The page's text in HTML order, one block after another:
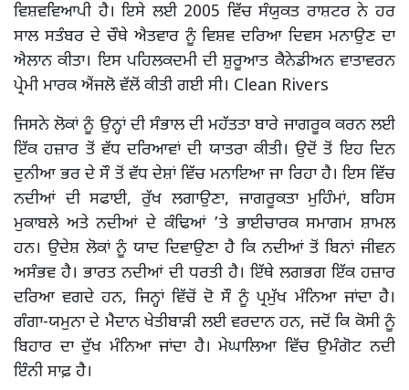
ਵਿਸ਼ਵਵਿਆਪੀ ਹੈ। ਇਸੇ ਲਈ 2005 ਵਿੱਚ ਸੰਯੁਕਤ ਰਾਸ਼ਟਰ ਨੇ ਹਰ
ਸਾਲ ਸਤੰਬਰ ਦੇ ਚੌਥੇ ਐਤਵਾਰ ਨੂੰ ਵਿਸ਼ਵ ਦਰਿਆ ਦਿਵਸ ਮਨਾਉਣ ਦਾ
ਐਲਾਨ ਕੀਤਾ। ਇਸ ਪਹਿਲਕਦਮੀ ਦੀ ਸ਼ੁਰੂਆਤ ਕੈਨੇਡੀਅਨ ਵਾਤਾਵਰਨ
ਪ੍ਰੇਮੀ ਮਾਰਕ ਐਂਜਲੋ ਵੱਲੋਂ ਕੀਤੀ ਗਈ ਸੀ। Clean Rivers
ਜਿਸਨੇ ਲੋਕਾਂ ਨੂੰ ਉਨ੍ਹਾਂ ਦੀ ਸੰਭਾਲ ਦੀ ਮਹੱਤਤਾ ਬਾਰੇ ਜਾਗਰੂਕ ਕਰਨ ਲਈ
ਇੱਕ ਹਜ਼ਾਰ ਤੋਂ ਵੱਧ ਦਰਿਆਵਾਂ ਦੀ ਯਾਤਰਾ ਕੀਤੀ। ਉਦੋਂ ਤੋਂ ਇਹ ਦਿਨ
ਦੁਨੀਆ ਭਰ ਦੇ ਸੌ ਤੋਂ ਵੱਧ ਦੇਸ਼ਾਂ ਵਿੱਚ ਮਨਾਇਆ ਜਾ ਰਿਹਾ ਹੈ। ਇਸ ਵਿੱਚ
ਨਦੀਆਂ ਦੀ ਸਫਾਈ, ਰੁੱਖ ਲਗਾਉਣਾ, ਜਾਗਰੂਕਤਾ ਮੁਹਿੰਮਾਂ, ਬਹਿਸ
ਮੁਕਾਬਲੇ ਅਤੇ ਨਦੀਆਂ ਦੇ ਕੰਢਿਆਂ ’ਤੇ ਭਾਈਚਾਰਕ ਸਮਾਗਮ ਸ਼ਾਮਲ
ਹਨ। ਉਦੇਸ਼ ਲੋਕਾਂ ਨੂੰ ਯਾਦ ਦਿਵਾਉਣਾ ਹੈ ਕਿ ਨਦੀਆਂ ਤੋਂ ਬਿਨਾਂ ਜੀਵਨ
ਅਸੰਭਵ ਹੈ। ਭਾਰਤ ਨਦੀਆਂ ਦੀ ਧਰਤੀ ਹੈ। ਇੱਥੇ ਲਗਭਗ ਇੱਕ ਹਜ਼ਾਰ
ਦਰਿਆ ਵਗਦੇ ਹਨ, ਜਿਨ੍ਹਾਂ ਵਿੱਚੋਂ ਦੋ ਸੌ ਨੂੰ ਪ੍ਰਮੁੱਖ ਮੰਨਿਆ ਜਾਂਦਾ ਹੈ।
ਗੰਗਾ-ਯਮੁਨਾ ਦੇ ਮੈਦਾਨ ਖੇਤੀਬਾੜੀ ਲਈ ਵਰਦਾਨ ਹਨ, ਜਦੋਂ ਕਿ ਕੋਸੀ ਨੂੰ
ਬਿਹਾਰ ਦਾ ਦੁੱਖ ਮੰਨਿਆ ਜਾਂਦਾ ਹੈ। ਮੇਘਾਲਿਆ ਵਿੱਚ ਉਮੰਗੋਟ ਨਦੀ
ਇੰਨੀ ਸਾਫ਼ ਹੈ।